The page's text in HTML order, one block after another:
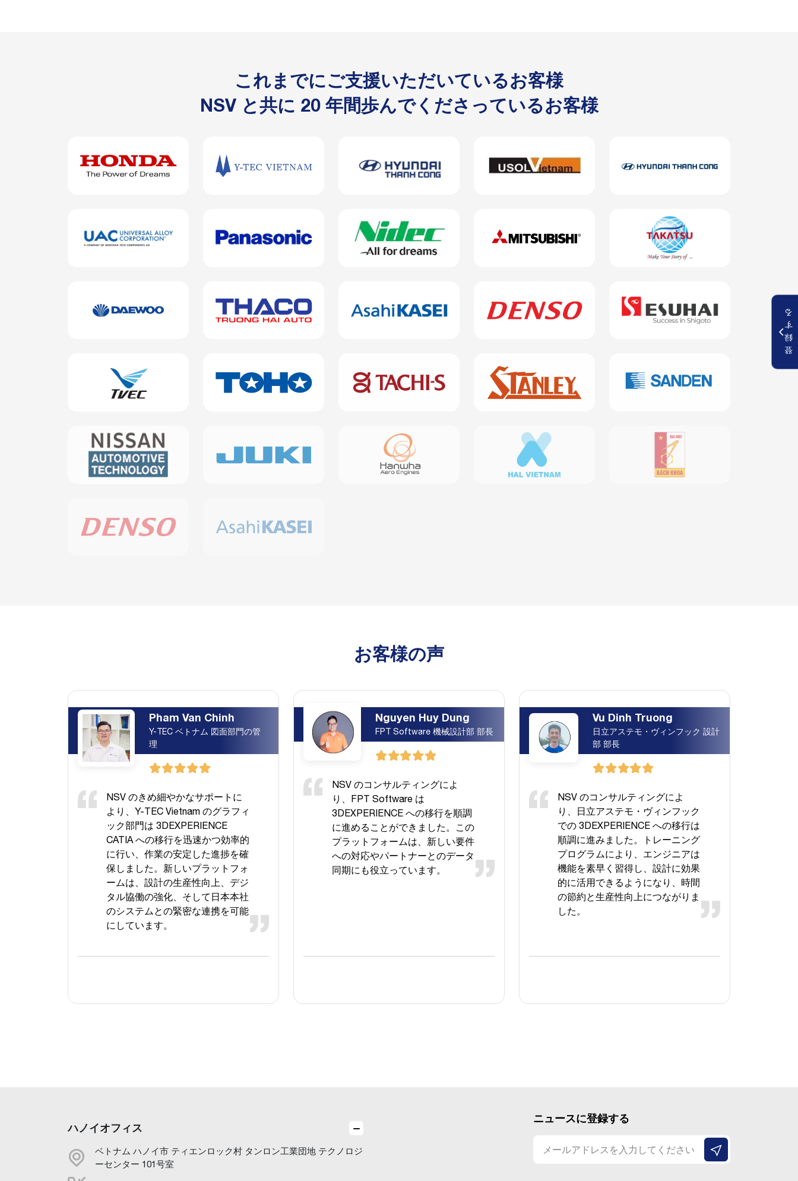
これまでにご支援いただいているお客様
NSV と共に 20 年間歩んでくださっているお客様
お客様の声
Pham Van Chinh
Y-TEC ベトナム 図面部門の管
理
NSV のきめ細やかなサポートに
より、Y-TEC Vietnam のグラフィ
ック部門は 3DEXPERIENCE
CATIA への移行を迅速かつ効率的
に行い、作業の安定した進捗を確
保しました。新しいプラットフォ
ームは、設計の生産性向上、デジ
タル協働の強化、そして日本本社
のシステムとの緊密な連携を可能
にしています。
Nguyen Huy Dung
FPT Software 機械設計部 部長
NSV のコンサルティングによ
り、FPT Software は
3DEXPERIENCE への移行を順調
に進めることができました。この
プラットフォームは、新しい要件
への対応やパートナーとのデータ
同期にも役立っています。
Vu Dinh Truong
日立アステモ・ヴィンフック 設計
部 部長
NSV のコンサルティングによ
り、日立アステモ・ヴィンフック
での 3DEXPERIENCE への移行は
順調に進みました。トレーニング
プログラムにより、エンジニアは
機能を素早く習得し、設計に効果
的に活用できるようになり、時間
の節約と生産性向上につながりま
した。
ハノイオフィス
ベトナム ハノイ市 ティエンロック村 タンロン工業団地 テクノロジ
ーセンター 101号室
ニュースに登録する
登
録
す
る